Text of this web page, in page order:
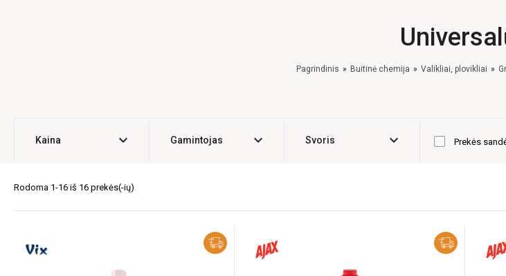
Pagrindinis Buitinė chemija Valikliai, plovikliai
Kaina expand_more Gamintojas expand_more Svoris expand_more Prekės
Rodoma 1-16 iš 16 prekės(-ių)